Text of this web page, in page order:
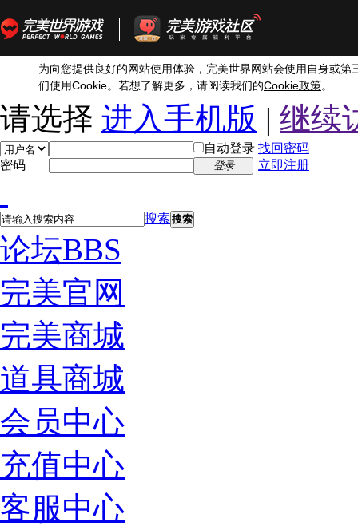
为向您提供良好的网站使用体验，完美世界网站会使用自身或第
们使用Cookie。若想了解更多，请阅读我们的Cookie政策。
请选择 进入手机版 | 继续
自动登录 找回密码
密码
登录 立即注册
搜索 搜索
论坛BBS
完美官网
完美商城
道具商城
会员中心
充值中心
客服中心